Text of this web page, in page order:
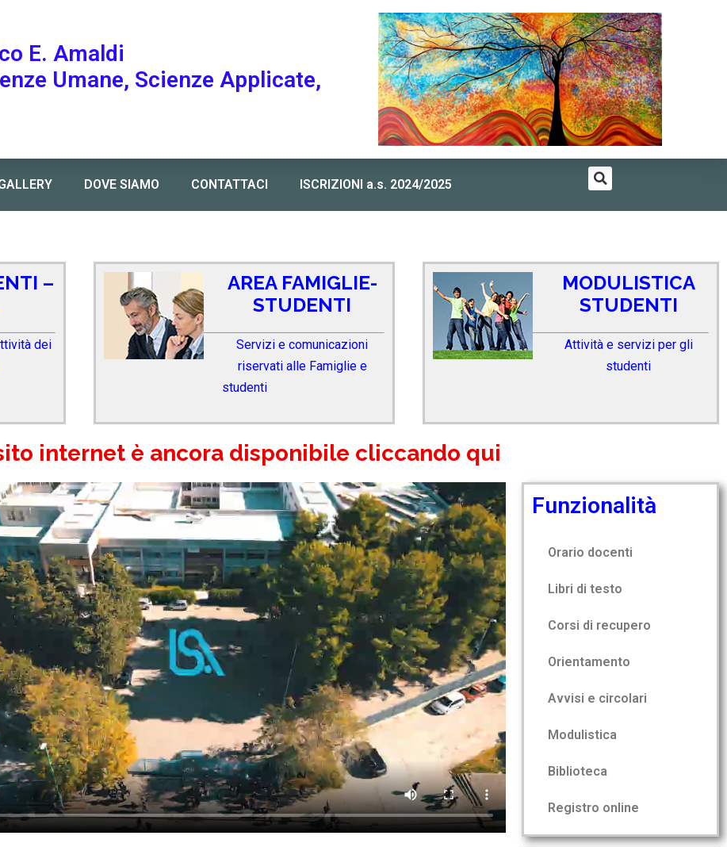
E. Amaldi
Umane, Scienze Applicate,
DOVE SIAMO CONTATTACI ISCRIZIONI a.s. 2024/2025
–
dei
AREA FAMIGLIE-
STUDENTI
Servizi e comunicazioni
riservati alle Famiglie e
studenti
MODULISTICA
STUDENTI
Attività e servizi per gli
studenti
internet è ancora disponibile cliccando qui
Funzionalità
Orario docenti
Libri di testo
Corsi di recupero
Orientamento
Avvisi e circolari
Modulistica
Biblioteca
Registro online